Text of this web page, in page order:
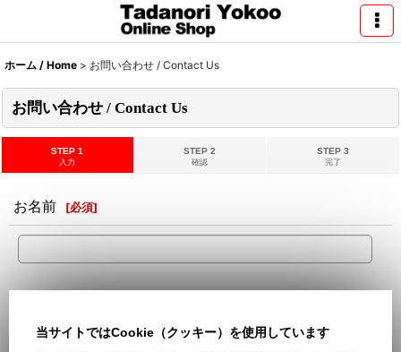
ホーム / Home > お問い合わせ / Contact Us
お問い合わせ / Contact Us
STEP 1
入力
STEP 2
確認
STEP 3
完了
お名前 [必須]
Hotmail,Yahooなどのフリーメールをご利用の場合、迷惑メー
当サイトではCookie（クッキー）を使用しています